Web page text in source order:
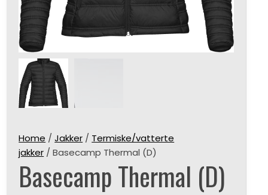
Home /Jakker / Termiske/vatterte
jakker / Basecamp Thermal (D)
Basecamp Thermal (D)